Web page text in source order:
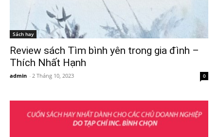
Sách hay
Review sách Tìm bình yên trong gia đình –
Thích Nhất Hạnh
admin - 2 Tháng 10, 2023 0